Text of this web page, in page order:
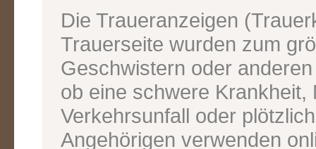
Die Traueranzeigen
Trauerseite wurden zum
Geschwistern oder
ob eine schwere Krankheit,
Verkehrsunfall oder
Angehörigen verwenden